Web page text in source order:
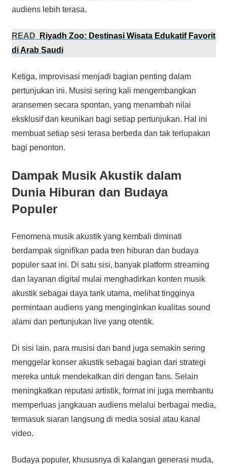
audiens lebih terasa.
READ
Riyadh Zoo: Destinasi Wisata Edukatif Favorit
di Arab Saudi
Ketiga, improvisasi menjadi bagian penting dalam
pertunjukan ini. Musisi sering kali mengembangkan
aransemen secara spontan, yang menambah nilai
eksklusif dan keunikan bagi setiap pertunjukan. Hal ini
membuat setiap sesi terasa berbeda dan tak terlupakan
bagi penonton.
Dampak Musik Akustik dalam
Dunia Hiburan dan Budaya
Populer
Fenomena musik akustik yang kembali diminati
berdampak signifikan pada tren hiburan dan budaya
populer saat ini. Di satu sisi, banyak platform streaming
dan layanan digital mulai menghadirkan konten musik
akustik sebagai daya tarik utama, melihat tingginya
permintaan audiens yang menginginkan kualitas sound
alami dan pertunjukan live yang otentik.
Di sisi lain, para musisi dan band juga semakin sering
menggelar konser akustik sebagai bagian dari strategi
mereka untuk mendekatkan diri dengan fans. Selain
meningkatkan reputasi artistik, format ini juga membantu
memperluas jangkauan audiens melalui berbagai media,
termasuk siaran langsung di media sosial atau kanal
video.
Budaya populer, khususnya di kalangan generasi muda,